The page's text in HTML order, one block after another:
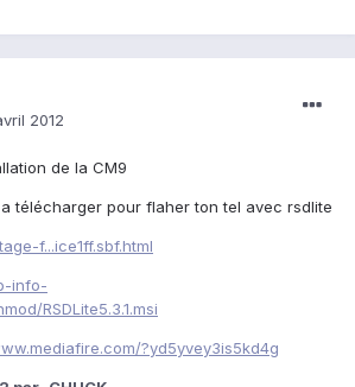
2012
de la CM9
télécharger pour flaher ton tel avec rsdlite
f...ice1ff.sbf.html
info-
RSDLite5.3.1.msi
?yd5yvey3is5kd4g